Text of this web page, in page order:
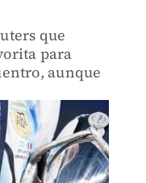
que
para
aunque